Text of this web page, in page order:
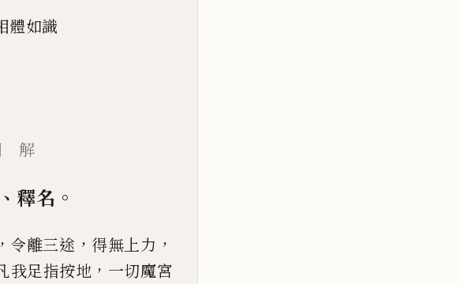
體如識
解
、 釋名 。
，令離三途 ， 得無上力 ，
我足指按地 ， 一切魔宮